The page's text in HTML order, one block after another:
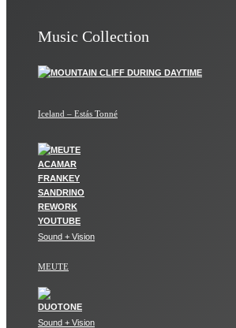
Music Collection
Iceland – Estás Tonné
Sound + Vision
MEUTE
Sound + Vision